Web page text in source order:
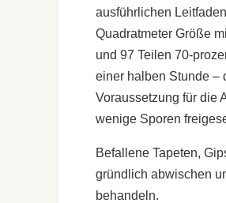
ausführlichen
Quadratmeter Größe
und 97 Teilen 70-
einer halben Stunde –
Voraussetzung für die
wenige Sporen
Befallene Tapeten,
gründlich abwischen
behandeln.